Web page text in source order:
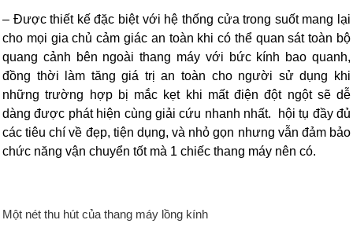
– Được thiết kế đặc biệt với hệ thống cửa trong suốt mang lại
cho mọi gia chủ cảm giác an toàn khi có thể quan sát toàn bộ
quang cảnh bên ngoài thang máy với bức kính bao quanh,
đồng thời làm tăng giá trị an toàn cho người sử dụng khi
những trường hợp bị mắc kẹt khi mất điện đột ngột sẽ dễ
dàng được phát hiện cùng giải cứu nhanh nhất. hội tụ đầy đủ
các tiêu chí về đẹp, tiện dụng, và nhỏ gọn nhưng vẫn đảm bảo
chức năng vận chuyển tốt mà 1 chiếc thang máy nên có.
Một nét thu hút của thang máy lồng kính